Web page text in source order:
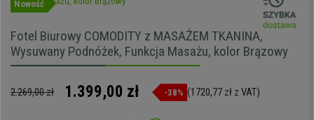
Nowość
Fotel Biurowy COMODITY z MASAŻEM TKANINA,
Wysuwany Podnóżek, Funkcja Masażu, kolor Brązowy
2.269,00 zł 1.399,00 zł -38% (1720,77 zł z VAT)